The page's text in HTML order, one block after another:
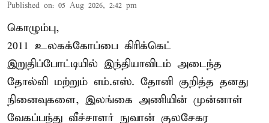
Published on: 05 Aug 2026, 2:42 pm
கொழும்பு,
2011 உலகக்கோப்பை கிரிக்கெட்
இறுதிப்போட்டியில் இந்தியாவிடம் அடைந்த
தோல்வி மற்றும் எம்.எஸ். தோனி குறித்த தனது
நினைவுகளை, இலங்கை அணியின் முன்னாள்
வேகப்பந்து வீச்சாளர் நுவான் குலசேகர